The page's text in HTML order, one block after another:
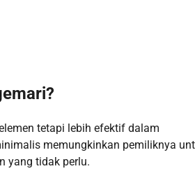
tetapi lebih efektif dalam
memungkinkan pemiliknya
yang tidak perlu.